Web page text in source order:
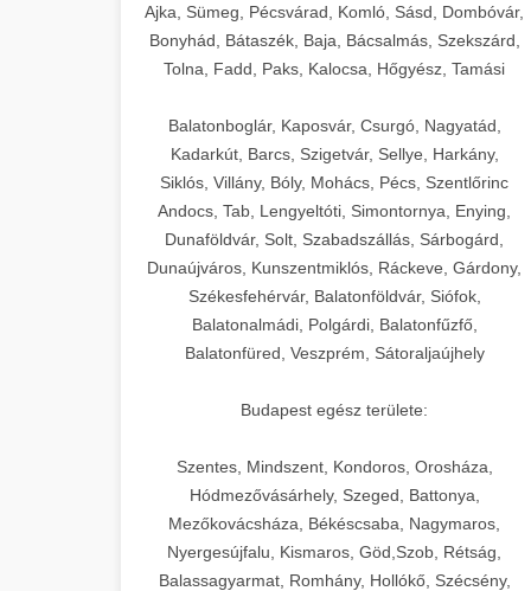
betekintésekkel.
weboldal-keszites.co
elkötelezettség erősítési módszerek
Fejlett AI-alapú Google Ads és Meta
hirdetési kampánykezelés.
Optimalizálja hirdetési költségvetését
aikampany.hu
AI hirdetési automatizálás
🍞 20. Ipari Dagasztógép +
Professzionális ipari dagasztógépek és
tésztakeverő gépek pékségek és
kereskedelmi konyhák számára.
Masszív konstrukció megbízható
teljesítményhez.
chef-iparikonyhagepek.hu
kereskedelmi tésztakeverő
🔪 21. Ipari Szeletelőgép+
Ipari hús- és sajtszeletelő gépek
professzionális élelmiszer-
előkészítéshez. Precíziós vágás
állítható vastagság beállítással.
chef-iparikonyhagepek.hu
professzionális élelmiszer szeletelő
📦 22. Vákuumozó Gép +
Kereskedelmi vákuumcsomagoló
berendezések élelmiszerek
szavatossági időt és tartsa meg a
chef-iparikonyhagepek.hu
vákuum lezáró berendezés
🎁 23. Vákuumfóliázó
+
professzionális élelmiszer-csomagolási
műveletekhez. Hatékony lezárási és
tartósítási megoldások.
chef-iparikonyhagepek.hu
🔥 24. Ipari Sütő és
Gőzpároló
+
Kereskedelmi légkeveréses sütők és
Ajka, Sümeg, Pécsvárad, Komló, Sásd, Dombóvár,
Bonyhád, Bátaszék, Baja, Bácsalmás, Szekszárd,
Tolna, Fadd, Paks, Kalocsa, Hőgyész, Tamási
Balatonboglár, Kaposvár, Csurgó, Nagyatád,
Kadarkút, Barcs, Szigetvár, Sellye, Harkány,
Siklós, Villány, Bóly, Mohács, Pécs, Szentlőrinc
Andocs, Tab, Lengyeltóti, Simontornya, Enying,
Dunaföldvár, Solt, Szabadszállás, Sárbogárd,
Dunaújváros, Kunszentmiklós, Ráckeve, Gárdony,
Székesfehérvár, Balatonföldvár, Siófok,
Balatonalmádi, Polgárdi, Balatonfűzfő,
Balatonfüred, Veszprém, Sátoraljaújhely
Budapest egész területe:
Szentes, Mindszent, Kondoros, Orosháza,
Hódmezővásárhely, Szeged, Battonya,
Mezőkovácsháza, Békéscsaba, Nagymaros,
Nyergesújfalu, Kismaros, Göd,Szob, Rétság,
Balassagyarmat, Romhány, Hollókő, Szécsény,